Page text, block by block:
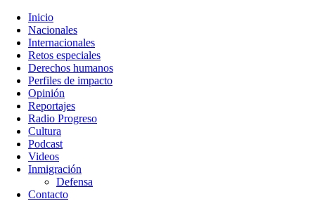
Inicio
Nacionales
Internacionales
Retos especiales
Derechos humanos
Perfiles de impacto
Opinión
Reportajes
Radio Progreso
Cultura
Podcast
Videos
Inmigración
Defensa
Contacto